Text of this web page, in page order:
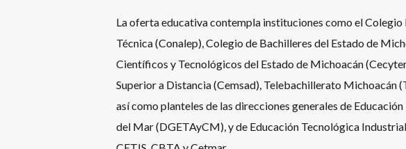
La oferta educativa contempla instituciones como el
Técnica (Conalep), Colegio de Bachilleres del Estado de
Científicos y Tecnológicos del Estado de Michoacán
Superior a Distancia (Cemsad), Telebachillerato Michoacán
así como planteles de las direcciones generales de
del Mar (DGETAyCM), y de Educación Tecnológica